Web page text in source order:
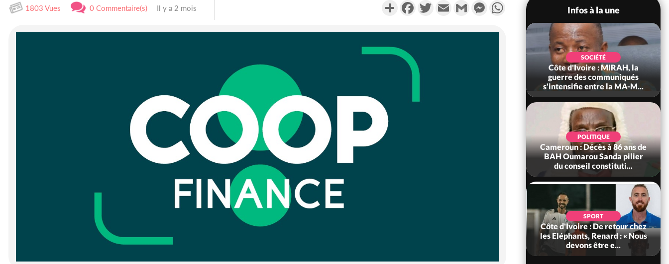
1803 Vues 0 Commentaire(s) Il y a 2 mois PartagerFacebookTwitterEmail Gmail MessengerWhatsApp
Infos à la une
Côte d'Ivoire : Man, deux
personnes périssent dans un
SOCIÉTÉ
Côte d'Ivoire : MIRAH, la
guerre des communiqués
s'intensifie entre la MA-M...
POLITIQUE
Cameroun : Décès à 86 ans de
BAH Oumarou Sanda pilier
du conseil constituti...
SPORT
Côte d'Ivoire : De retour chez
les Eléphants, Renard : « Nous
devons être e...